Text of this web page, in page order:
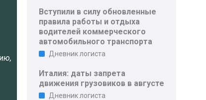
Вступили в силу обновленные
правила работы и отдыха
водителей коммерческого
автомобильного транспорта
Дневник логиста
Италия: даты запрета
движения грузовиков в августе
Дневник логиста